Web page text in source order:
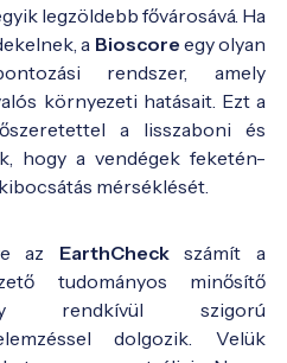
legzöldebb fővárosává. Ha
a Bioscore egy olyan
rendszer, amely
környezeti hatásait. Ezt a
a lisszaboni és
hogy a vendégek feketén-
mérséklését.
az EarthCheckszámít a
tudományos minősítő
rendkívül szigorú
dolgozik. Velük